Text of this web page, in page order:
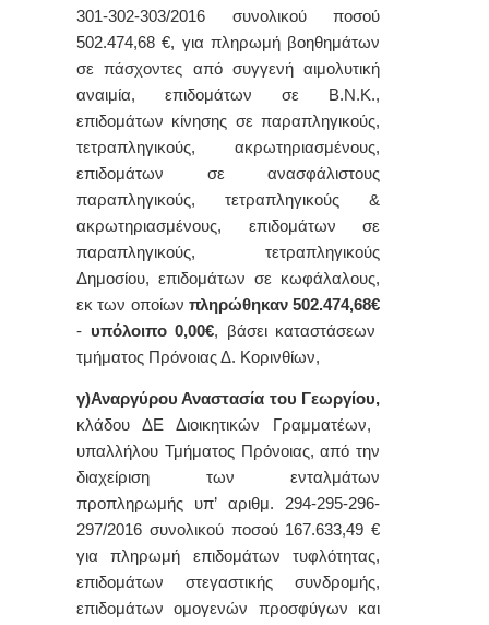
301-302-303/2016
συνολικού ποσού
502.474,68 €, για πληρωμή βοηθημάτων
σε πάσχοντες από συγγενή αιμολυτική
αναιμία, επιδομάτων σε Β.Ν.Κ.,
επιδομάτων κίνησης σε παραπληγικούς,
τετραπληγικούς, ακρωτηριασμένους,
επιδομάτων σε ανασφάλιστους
παραπληγικούς, τετραπληγικούς &
ακρωτηριασμένους, επιδομάτων σε
παραπληγικούς, τετραπληγικούς
Δημοσίου, επιδομάτων σε κωφάλαλους,
εκ των οποίων πληρώθηκαν 502.474,68€
- υπόλοιπο 0,00€, βάσει καταστάσεων
τμήματος Πρόνοιας Δ. Κορινθίων,
γ)Αναργύρου Αναστασία του Γεωργίου,
κλάδου ΔΕ Διοικητικών Γραμματέων,
υπαλλήλου Τμήματος Πρόνοιας, από την
διαχείριση των ενταλμάτων
προπληρωμής υπ’ αριθμ. 294-295-296-
297/2016 συνολικού ποσού 167.633,49 €
για πληρωμή επιδομάτων τυφλότητας,
επιδομάτων στεγαστικής συνδρομής,
επιδομάτων ομογενών προσφύγων και